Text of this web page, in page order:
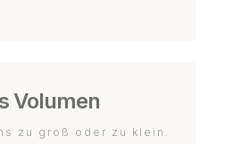
Volumen
zu groß oder zu klein.